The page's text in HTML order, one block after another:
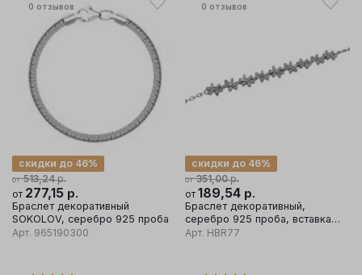
0 отзывов
от 513,24р.
скидки до 46%
от 277,15 р.
Браслет декоративный
SOKOLOV, серебро 925 проба
Арт. 965190300
0 отзывов
от 351,00р.
скидки до 46%
от 189,54 р.
Браслет декоративный,
серебро 925 проба, вставка
фианит
Арт. HBR77